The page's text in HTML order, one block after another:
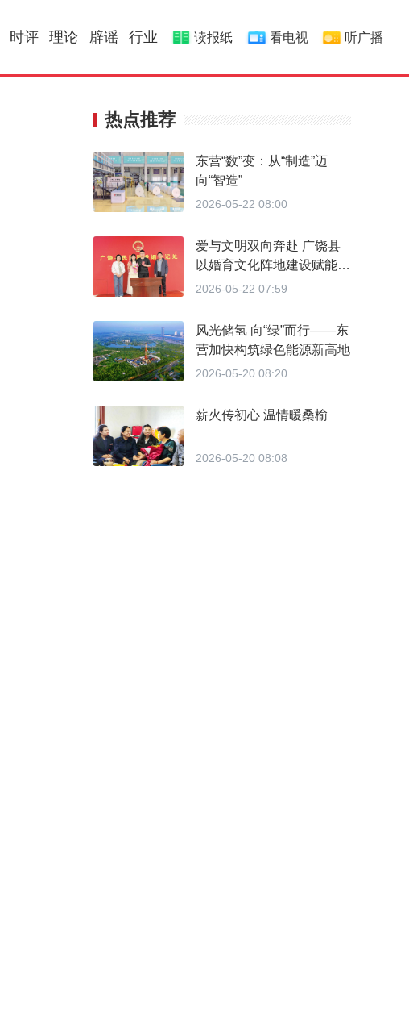
时评 理论 辟谣 行业 读报纸 看电视 听广播
热点推荐
东营“数”变：从“制造”迈
向“智造”
2026-05-22 08:00
爱与文明双向奔赴 广饶县
以婚育文化阵地建设赋能婚
育新风
2026-05-22 07:59
风光储氢 向“绿”而行——东
营加快构筑绿色能源新高地
2026-05-20 08:20
薪火传初心 温情暖桑榆
2026-05-20 08:08